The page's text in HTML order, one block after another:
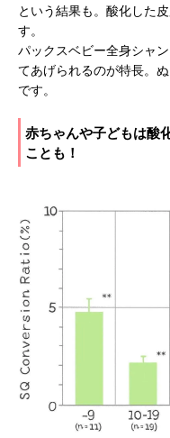
という結果も。酸化した
す。
パックスベビー全身シャ
てあげられるのが特長。
です。
赤ちゃんや子どもは酸
ことも！